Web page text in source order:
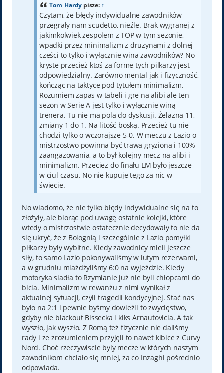
Tom_Hardy pisze: ↑
Czytam, że błędy indywidualne zawodników
przegrały nam scudetto, nieźle. Brak wygranej z
jakimkolwiek zespolem z TOP w tym sezonie,
wpadki przez minimalizm z druzynami z dolnej
cześci to tylko i wyłącznie wina zawodników? No
kryste przecież ktoś za forme tych pilkarzy jest
odpowiedzialny. Zarówno mental jak i fizyczność,
kończąc na taktyce pod tytułem minimalizm.
Rozumiem zapas w tabeli i gre na alibi ale ten
sezon w Serie A jest tylko i wyłącznie winą
trenera. Tu nie ma pola do dyskusji. Żelazna 11,
zmiany 1 do 1. Na litość boską. Przecież tu nie
chodzi tylko o wczorajsze 5-0. W meczu z Lazio o
mistrzostwo powinna być trawa gryziona i 100%
zaangazowania, a to był kolejny mecz na alibi i
minimalizm. Przeciez do finału LM było jeszcze
w ciul czasu. No nie kupuje tego za nic w
świecie.
No wiadomo, że nie tylko błędy indywidualne się na to
złożyły, ale biorąc pod uwagę ostatnie kolejki, które
wtedy o mistrzostwie ostatecznie decydowały to nie da
się ukryć, że z Bolognią i szczególnie z Lazio pomyłki
piłkarzy były wybitne. Kiedy zawodnicy mieli jeszcze
siły, to samo Lazio pokonywaliśmy w lutym rezerwami,
a w grudniu miażdżyliśmy 6:0 na wyjeździe. Kiedy
motoryka siadła to Rzymianie już nie byli chłopcami do
bicia. Minimalizm w rewanżu z nimi wynikał z
aktualnej sytuacji, czyli tragedii kondycyjnej. Stać nas
było na 2:1 i pewnie byśmy dowieźli to zwycięstwo,
gdyby nie blackout Bissecka i kiks Arnautovicia. A tak
wyszło, jak wyszło. Z Romą też fizycznie nie daliśmy
rady i ze zrozumieniem przyjęli to nawet kibice z Curvy
Nord. Choć rzeczywiscie byly mecze w których naszym
zawodnikom chciało się mniej, za co Inzaghi pośrednio
odpowiada.